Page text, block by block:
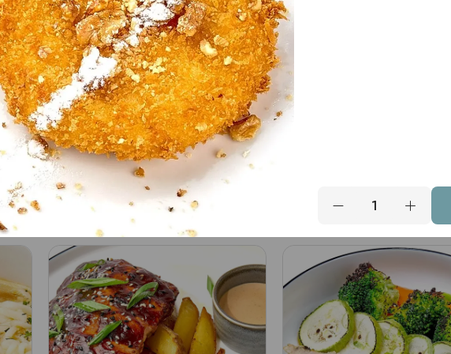
Сливочная уха
Состав: - бульон сливочный из
морского окуня; - форель,
мидии; - перец болгарский, лук
репчатый, морковь, сельдерей,
чеснок, зелень.
690 В корзину
масло сливочное; - ребра
копченые; охотничьи